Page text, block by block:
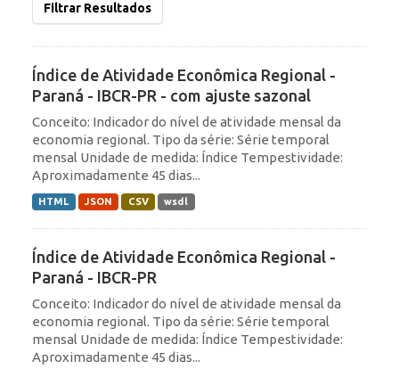
Filtrar Resultados
Índice de Atividade Econômica Regional -
Paraná - IBCR-PR - com ajuste sazonal
Conceito: Indicador do nível de atividade mensal da
economia regional. Tipo da série: Série temporal
mensal Unidade de medida: Índice Tempestividade:
Aproximadamente 45 dias...
HTML JSON CSV wsdl
Índice de Atividade Econômica Regional -
Paraná - IBCR-PR
Conceito: Indicador do nível de atividade mensal da
economia regional. Tipo da série: Série temporal
mensal Unidade de medida: Índice Tempestividade:
Aproximadamente 45 dias...